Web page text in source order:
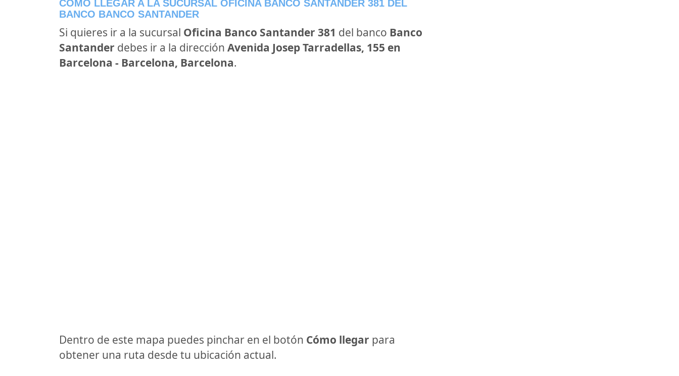
CÓMO LLEGAR A LA SUCURSAL OFICINA BANCO SANTANDER 381 DEL
BANCO BANCO SANTANDER
Si quieres ir a la sucursal Oficina Banco Santander 381 del banco Banco
Santander debes ir a la dirección Avenida Josep Tarradellas, 155 en
Barcelona - Barcelona, Barcelona.
Dentro de este mapa puedes pinchar en el botón Cómo llegar para
obtener una ruta desde tu ubicación actual.